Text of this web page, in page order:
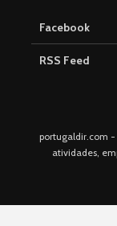
Facebook
RSS Feed
portugaldir.com -
atividades,